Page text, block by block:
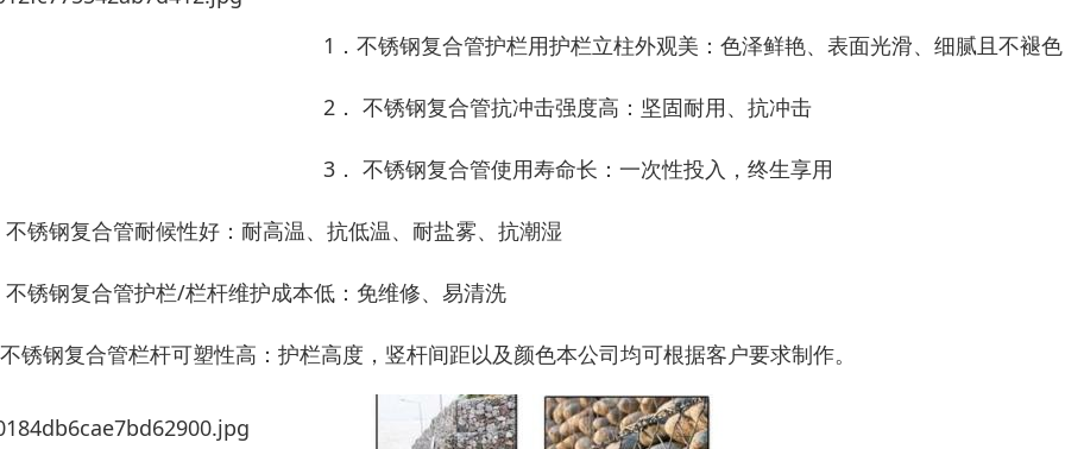
1．不锈钢复合管护栏用护栏立柱外观美：色泽鲜艳、表面光滑、细腻且不褪色
2． 不锈钢复合管抗冲击强度高：坚固耐用、抗冲击
3． 不锈钢复合管使用寿命长：一次性投入，终生享用
不锈钢复合管耐候性好：耐高温、抗低温、耐盐雾、抗潮湿
不锈钢复合管护栏/栏杆维护成本低：免维修、易清洗
锈钢复合管栏杆可塑性高：护栏高度，竖杆间距以及颜色本公司均可根据客户要求制作。